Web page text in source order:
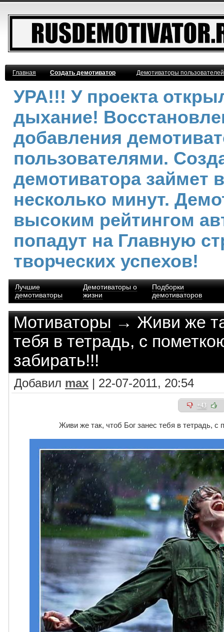
Главная Создать демотиватор Демотиваторы
УРА!!! У проекта
дыхание!
добавления
пользователями.
демотиватора займет
несколько минут.
высоким рейтингом
попадут на Главную
творческих успехов!
Лучшие
демотиваторы
Демотиваторы о
жизни
Подборки
демотиваторов
Мотиваторы→ Живи же
тебя в тетрадь, с
забирать!!!
Добавил max | 22-07-2011, 20:54
+43
Живи же так, чтоб Бог занес тебя в тетрадь, с